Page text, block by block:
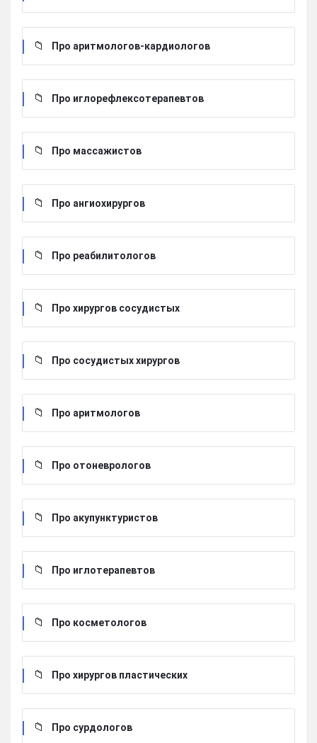
Про аритмологов-кардиологов
Про иглорефлексотерапевтов
Про массажистов
Про ангиохирургов
Про реабилитологов
Про хирургов сосудистых
Про сосудистых хирургов
Про аритмологов
Про отоневрологов
Про акупунктуристов
Про иглотерапевтов
Про косметологов
Про хирургов пластических
Про сурдологов